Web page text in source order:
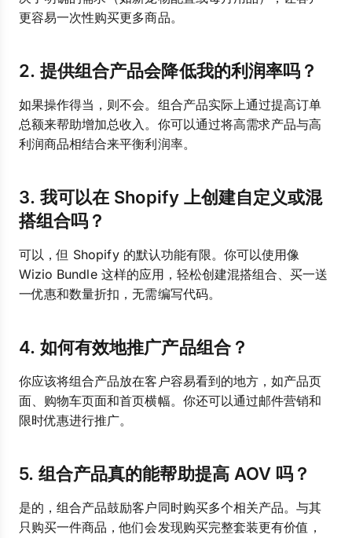
更容易一次性购买更多商品。
2. 提供组合产品会降低我的利润率吗？
如果操作得当，则不会。组合产品实际上通过提高订单
总额来帮助增加总收入。你可以通过将高需求产品与高
利润商品相结合来平衡利润率。
3. 我可以在 Shopify 上创建自定义或混
搭组合吗？
可以，但 Shopify 的默认功能有限。你可以使用像
Wizio Bundle 这样的应用，轻松创建混搭组合、买一送
一优惠和数量折扣，无需编写代码。
4. 如何有效地推广产品组合？
你应该将组合产品放在客户容易看到的地方，如产品页
面、购物车页面和首页横幅。你还可以通过邮件营销和
限时优惠进行推广。
5. 组合产品真的能帮助提高 AOV 吗？
是的，组合产品鼓励客户同时购买多个相关产品。与其
只购买一件商品，他们会发现购买完整套装更有价值，